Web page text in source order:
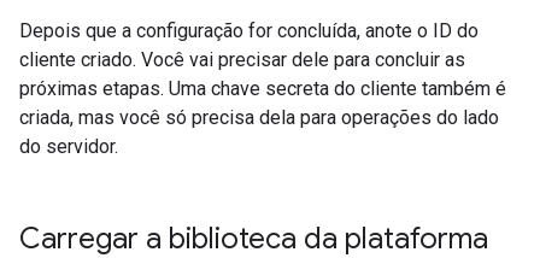
Depois que a configuração for concluída, anote o ID do
cliente criado. Você vai precisar dele para concluir as
próximas etapas. Uma chave secreta do cliente também é
criada, mas você só precisa dela para operações do lado
do servidor.
Carregar a biblioteca da plataforma